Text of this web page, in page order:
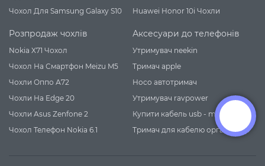
Чохол Для Samsung Galaxy S10
Huawei Honor 10i Чохли
Розпродаж чохлів
Nokia X71 Чохол
Чохол На Смартфон Meizu M5
Чохли Оппо А72
Чохли На Edge 20
Чохли Asus Zenfone 2
Чохол Телефон Nokia 6.1
Аксесуари до телефонів
Утримувач neekin
Тримач apple
Hoco автотримач
Утримувач ravpower
Купити кабель usb - micro usb
Тримач для кабелю органайзер